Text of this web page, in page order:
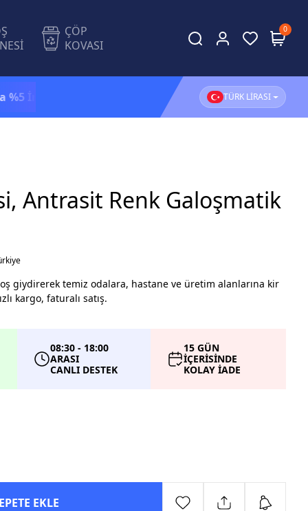
ÇÖP
KOVASI
0
1.500 TL ve üzeri alışverişlerinizdeKARGO
TÜRK LİRASI
Antrasi̇t Renk Galoşmatik
giydirerek temiz odalara, hastane ve üretim alanlarına kir
kargo, faturalı satış.
08:30 - 18:00
ARASI
CANLI DESTEK
15 GÜN
İÇERİSİNDE
KOLAY İADE
EKLE